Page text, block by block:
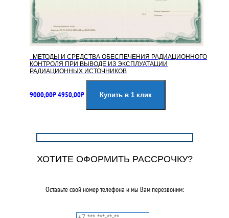
МЕТОДЫ И СРЕДСТВА ОБЕСПЕЧЕНИЯ РАДИАЦИОННОГО
КОНТРОЛЯ ПРИ ВЫВОДЕ ИЗ ЭКСПЛУАТАЦИИ
РАДИАЦИОННЫХ ИСТОЧНИКОВ
9000,00₽цена
4950,00₽цена:
Купить в 1 клик
ХОТИТЕ ОФОРМИТЬ РАССРОЧКУ?
Оставьте свой номер телефона и мы Вам перезвоним: